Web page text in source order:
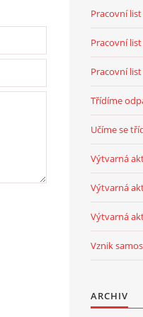
Pracovní
Pracovní
Pracovní
Třídíme
Učíme se
Výtvarná
Výtvarná
Výtvarná
Vznik
ARCHIV